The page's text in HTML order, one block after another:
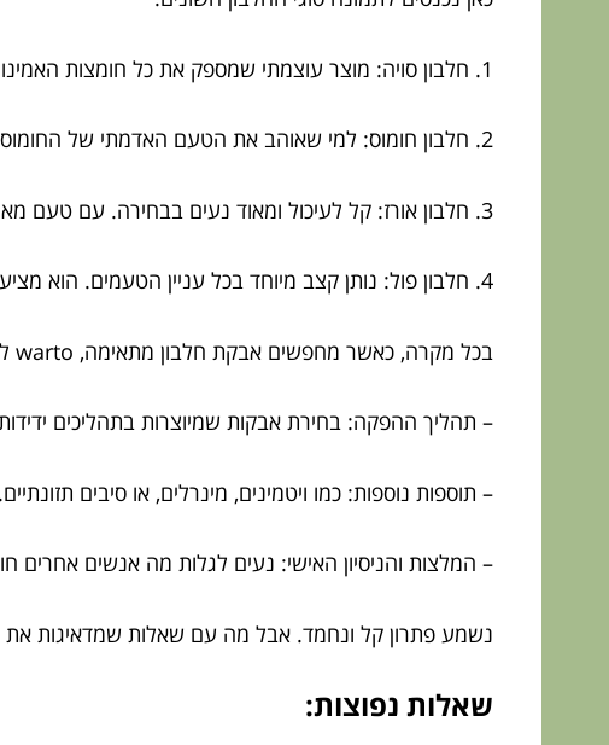
1. חלבון סויה: מוצר עוצמתי שמספק את כל חומצות האמינו החיוניות. הוא עשיר גם בסיבים תזונתיים, כך שהסכמות על הבטן עשויות להימנע.
2. חלבון חומוס: למי שאוהב את הטעם האדמתי של החומוס שבצלחת. הוא מוסיף גם ערכים רבים בתפריט שלך, ועוזר לשמור על תחושת שובע.
3. חלבון אורז: קל לעיכול ומאוד נעים בבחירה. עם טעם מאוד ניטרלי, הוא מגוון ונשאר תמיד רלוונטי בכל מיני מתכונים.
4. חלבון פול: נותן קצב מיוחד בכל עניין הטעמים. הוא מציע אומגה 3 ו-6, שזה יתרון חתיך לכל לגימה.
בכל מקרה, כאשר מחפשים אבקת חלבון מתאימה, warto לשים לב למספר דברים:
– תהליך ההפקה: בחירת אבקות שמיוצרות בתהליכים
– תוספות נוספות: כמו ויטמינים, מינרלים, או סיבים תזונתיים.
– המלצות והניסיון האישי: נעים לגלות מה אנשים אחרים
נשמע פתרון קל ונחמד. אבל מה עם שאלות שמדאיגות את
שאלות נפוצות: